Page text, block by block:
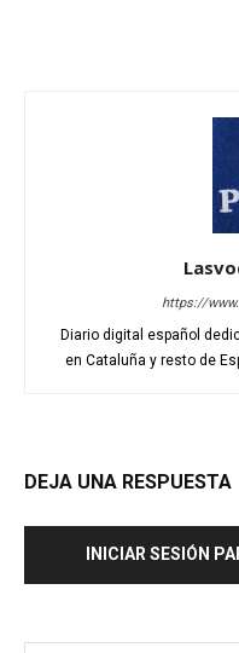
https://
Diario digital español
en Cataluña y resto de
DEJA UNA RESPUESTA
INICIAR SESIÓN